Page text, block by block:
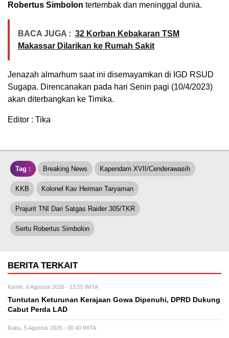
Robertus Simbolon tertembak dan meninggal dunia.
BACA JUGA : 32 Korban Kebakaran TSM
Makassar Dilarikan ke Rumah Sakit
Jenazah almarhum saat ini disemayamkan di IGD RSUD
Sugapa. Direncanakan pada hari Senin pagi (10/4/2023)
akan diterbangkan ke Timika.
Editor : Tika
Tag : Breaking News Kapendam XVII/Cenderawasih
KKB Kolonel Kav Herman Taryaman
Prajurit TNI Dari Satgas Raider 305/TKR
Sertu Robertus Simbolon
BERITA TERKAIT
Kamis, 6 Agustus 2026 - 13:55 WITA
Tuntutan Keturunan Kerajaan Gowa Dipenuhi, DPRD Dukung
Cabut Perda LAD
Rabu, 5 Agustus 2026 - 00:40 WITA